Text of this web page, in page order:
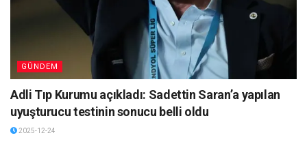
GÜNDEM
Adli Tıp Kurumu açıkladı: Sadettin Saran’a yapılan
uyuşturucu testinin sonucu belli oldu
2025-12-24